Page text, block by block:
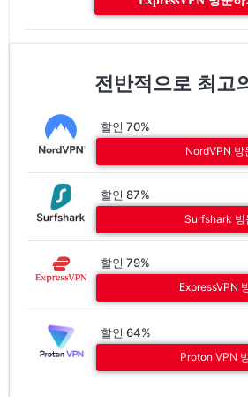
전반적으로 최고
할인 70%
NordVPN 방
할인 87%
Surfshark 방
할인 79%
ExpressVPN
할인 64%
Proton VPN